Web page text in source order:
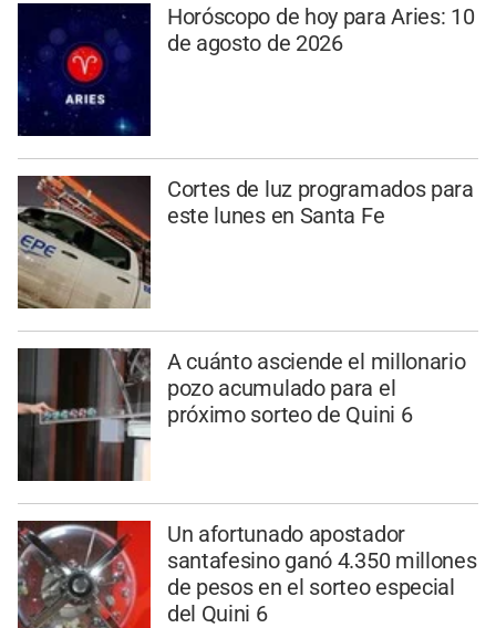
Horóscopo de hoy para Aries: 10
de agosto de 2026
Cortes de luz programados para
este lunes en Santa Fe
A cuánto asciende el millonario
pozo acumulado para el
próximo sorteo de Quini 6
Un afortunado apostador
santafesino ganó 4.350 millones
de pesos en el sorteo especial
del Quini 6